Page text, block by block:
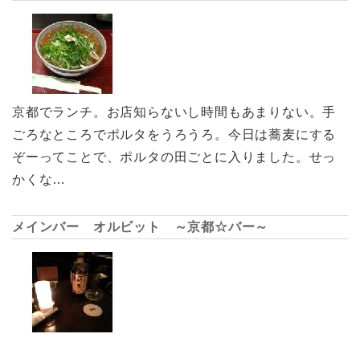
京都でランチ。お店知らないし時間もあまりない。手
ごろなところでポルタをうろうろ。今日は蕎麦にする
ぞーってことで、ポルタの田ごとに入りました。せっ
かくな…
メインバー オルビット ～京都☆バー～